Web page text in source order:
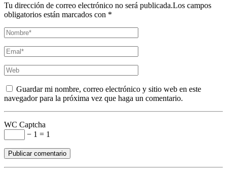
Tu dirección de correo electrónico no será publicada.Los campos
obligatorios están marcados con *
Guardar mi nombre, correo electrónico y sitio web en este
navegador para la próxima vez que haga un comentario.
WC Captcha
− 1 = 1